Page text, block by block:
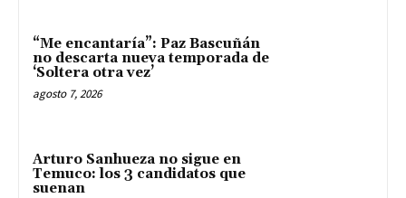
“Me encantaría”: Paz Bascuñán
no descarta nueva temporada de
‘Soltera otra vez’
agosto 7, 2026
Arturo Sanhueza no sigue en
Temuco: los 3 candidatos que
suenan